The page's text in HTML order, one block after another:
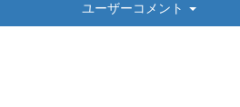
ユーザーコメント